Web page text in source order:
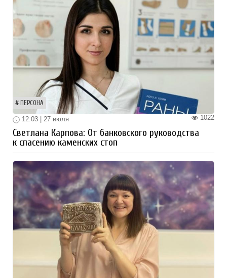
ПЕРСОНА
1022
12:03 | 27 июля
Светлана Карпова: От банковского руководства
к спасению каменских стоп